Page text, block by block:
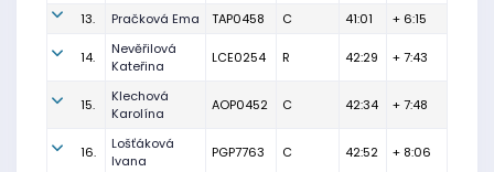
13. Pračková Ema TAP0458 C 41:01 + 6:15
14.
Nevěřilová
Kateřina
LCE0254 R 42:29 + 7:43
15.
Klechová
Karolína
AOP0452 C 42:34 + 7:48
16.
Lošťáková
Ivana
PGP7763 C 42:52 + 8:06